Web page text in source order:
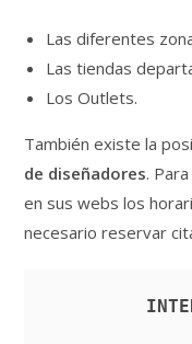
Las diferentes
Las tiendas
Los Outlets.
También existe la
de diseñadores.
en sus webs los
necesario reservar